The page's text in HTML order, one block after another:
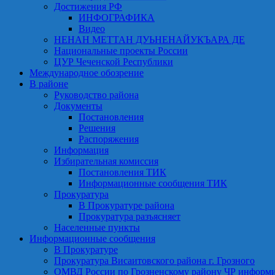
Достижения РФ
ИНФОГРАФИКА
Видео
НЕНАН МЕТТАН ДУЬНЕНАЙУКЪАРА ДЕ
Национальные проекты России
ЦУР Чеченской Республики
Международное обозрение
В районе
Руководство района
Документы
Постановления
Решения
Распоряжения
Информация
Избирательная комиссия
Постановления ТИК
Информационные сообщения ТИК
Прокуратура
В Прокуратуре района
Прокуратура разъясняет
Населенные пункты
Информационные сообщения
В Прокуратуре
Прокуратура Висаитовского района г. Грозного
ОМВД России по Грозненскому району ЧР